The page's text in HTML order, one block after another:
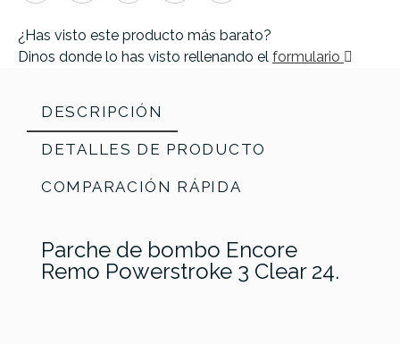
¿Has visto este producto más barato?
Dinos donde lo has visto rellenando el formulario
DESCRIPCIÓN
DETALLES DE PRODUCTO
COMPARACIÓN RÁPIDA
Parche de bombo Encore
Remo Powerstroke 3 Clear 24.